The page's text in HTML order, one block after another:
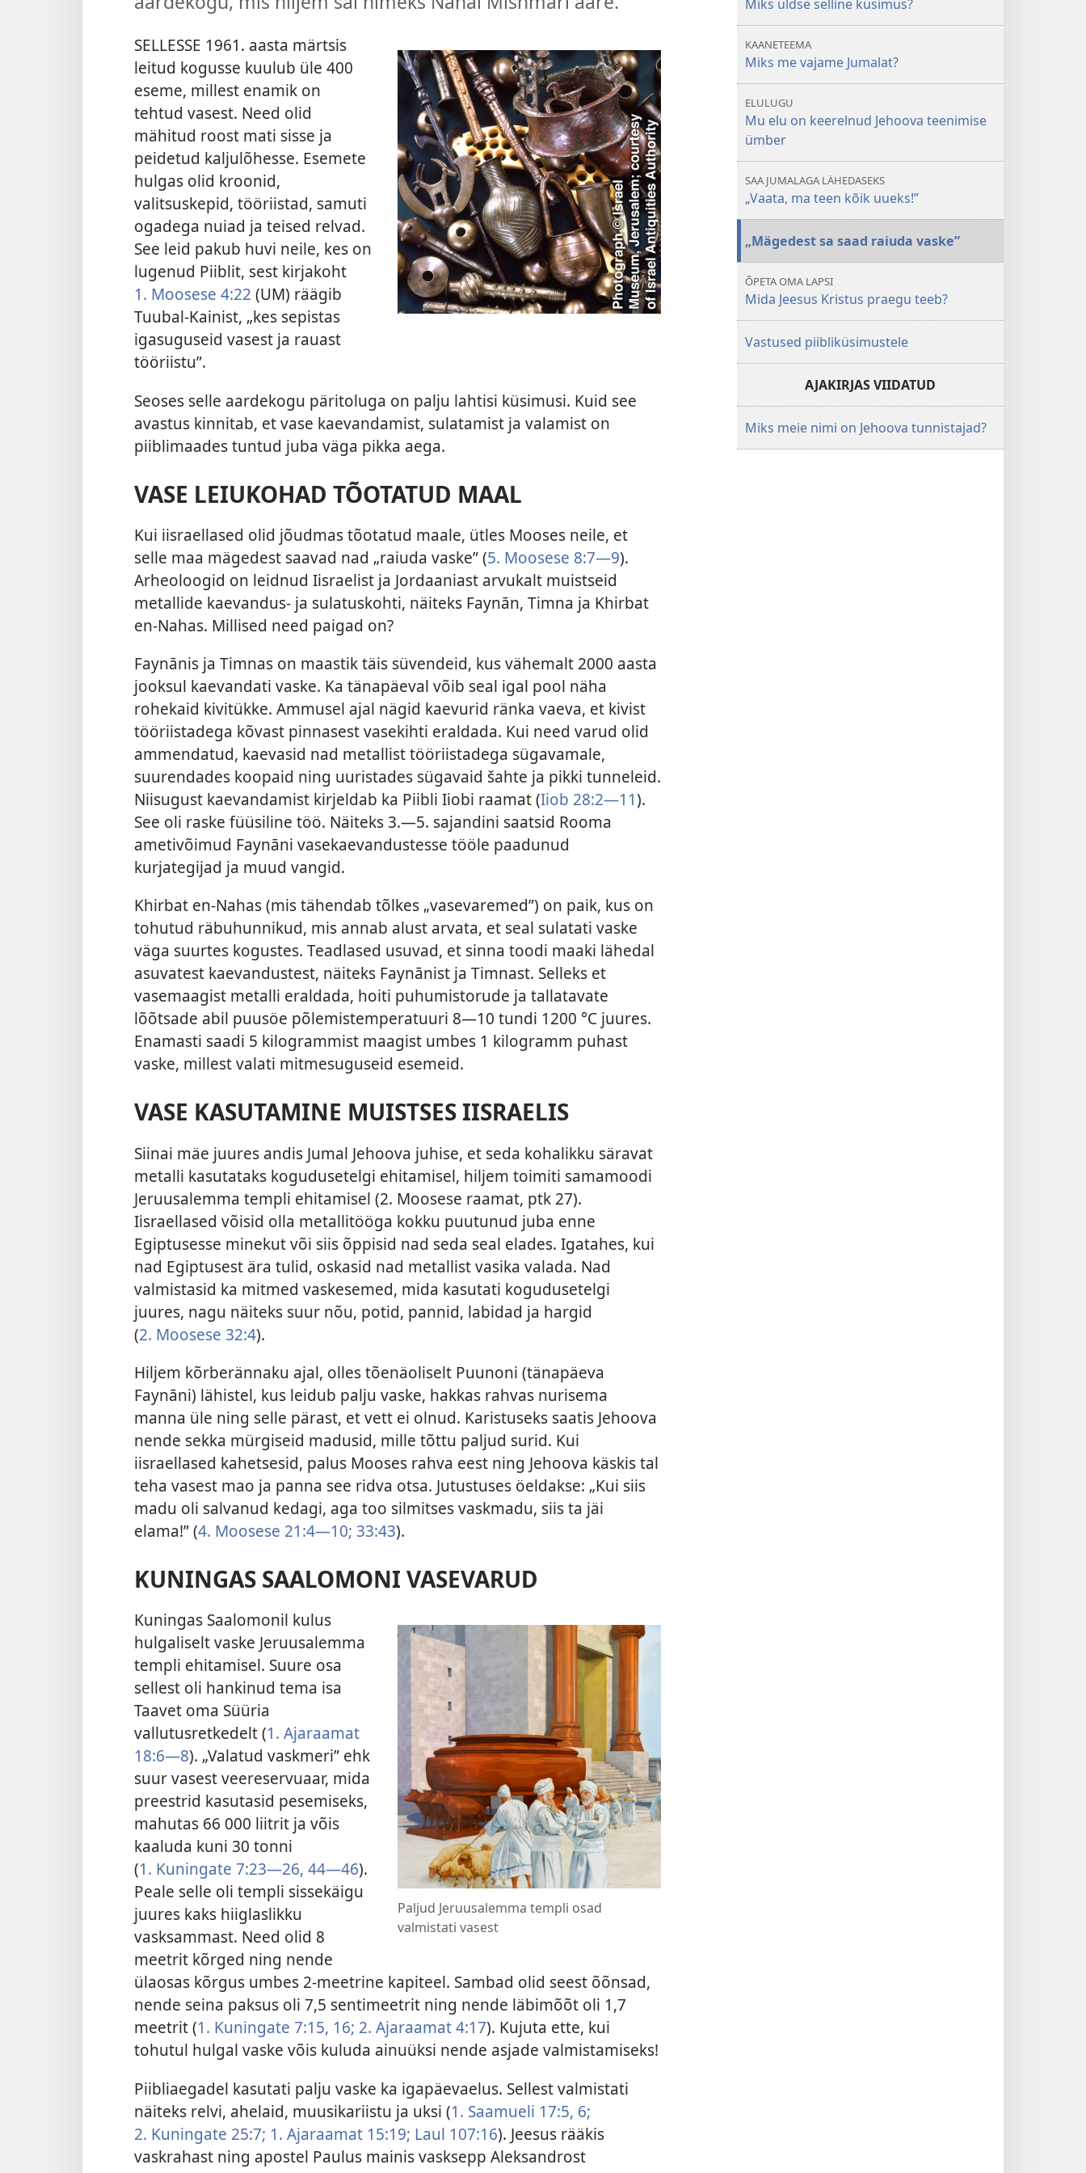
SELLESSE 1961. aasta märtsis
leitud kogusse kuulub üle 400
eseme, millest enamik on
tehtud vasest. Need olid
mähitud roost mati sisse ja
peidetud kaljulõhesse. Esemete
hulgas olid kroonid,
valitsuskepid, tööriistad, samuti
ogadega nuiad ja teised relvad.
See leid pakub huvi neile, kes on
lugenud Piiblit, sest kirjakoht
1. Moosese 4:22 (UM) räägib
Tuubal-Kainist, „kes sepistas
igasuguseid vasest ja rauast
tööriistu”.
Seoses selle aardekogu päritoluga on palju lahtisi küsimusi. Kuid see
avastus kinnitab, et vase kaevandamist, sulatamist ja valamist on
piiblimaades tuntud juba väga pikka aega.
VASE LEIUKOHAD TÕOTATUD MAAL
Kui iisraellased olid jõudmas tõotatud maale, ütles Mooses neile, et
selle maa mägedest saavad nad „raiuda vaske” (5. Moosese 8:7—9).
Arheoloogid on leidnud Iisraelist ja Jordaaniast arvukalt muistseid
metallide kaevandus- ja sulatuskohti, näiteks Faynān, Timna ja Khirbat
en-Nahas. Millised need paigad on?
Faynānis ja Timnas on maastik täis süvendeid, kus vähemalt 2000 aasta
jooksul kaevandati vaske. Ka tänapäeval võib seal igal pool näha
rohekaid kivitükke. Ammusel ajal nägid kaevurid ränka vaeva, et kivist
tööriistadega kõvast pinnasest vasekihti eraldada. Kui need varud olid
ammendatud, kaevasid nad metallist tööriistadega sügavamale,
suurendades koopaid ning uuristades sügavaid šahte ja pikki tunneleid.
Niisugust kaevandamist kirjeldab ka Piibli Iiobi raamat (Iiob 28:2—11).
See oli raske füüsiline töö. Näiteks 3.—5. sajandini saatsid Rooma
ametivõimud Faynāni vasekaevandustesse tööle paadunud
kurjategijad ja muud vangid.
Khirbat en-Nahas (mis tähendab tõlkes „vasevaremed”) on paik, kus on
tohutud räbuhunnikud, mis annab alust arvata, et seal sulatati vaske
väga suurtes kogustes. Teadlased usuvad, et sinna toodi maaki lähedal
asuvatest kaevandustest, näiteks Faynānist ja Timnast. Selleks et
vasemaagist metalli eraldada, hoiti puhumistorude ja tallatavate
lõõtsade abil puusöe põlemistemperatuuri 8—10 tundi 1200 °C juures.
Enamasti saadi 5 kilogrammist maagist umbes 1 kilogramm puhast
vaske, millest valati mitmesuguseid esemeid.
VASE KASUTAMINE MUISTSES IISRAELIS
Siinai mäe juures andis Jumal Jehoova juhise, et seda kohalikku säravat
metalli kasutataks kogudusetelgi ehitamisel, hiljem toimiti samamoodi
Jeruusalemma templi ehitamisel (2. Moosese raamat, ptk 27).
Iisraellased võisid olla metallitööga kokku puutunud juba enne
Egiptusesse minekut või siis õppisid nad seda seal elades. Igatahes, kui
nad Egiptusest ära tulid, oskasid nad metallist vasika valada. Nad
valmistasid ka mitmed vaskesemed, mida kasutati kogudusetelgi
juures, nagu näiteks suur nõu, potid, pannid, labidad ja hargid
(2. Moosese 32:4).
Hiljem kõrberännaku ajal, olles tõenäoliselt Puunoni (tänapäeva
Faynāni) lähistel, kus leidub palju vaske, hakkas rahvas nurisema
manna üle ning selle pärast, et vett ei olnud. Karistuseks saatis Jehoova
nende sekka mürgiseid madusid, mille tõttu paljud surid. Kui
iisraellased kahetsesid, palus Mooses rahva eest ning Jehoova käskis tal
teha vasest mao ja panna see ridva otsa. Jutustuses öeldakse: „Kui siis
madu oli salvanud kedagi, aga too silmitses vaskmadu, siis ta jäi
elama!” (4. Moosese 21:4—10; 33:43).
KUNINGAS SAALOMONI VASEVARUD
Paljud Jeruusalemma templi osad
valmistati vasest
Kuningas Saalomonil kulus
hulgaliselt vaske Jeruusalemma
templi ehitamisel. Suure osa
sellest oli hankinud tema isa
Taavet oma Süüria
vallutusretkedelt (1. Ajaraamat
18:6—8). „Valatud vaskmeri” ehk
suur vasest veereservuaar, mida
preestrid kasutasid pesemiseks,
mahutas 66 000 liitrit ja võis
kaaluda kuni 30 tonni
(1. Kuningate 7:23—26, 44—46).
Peale selle oli templi sissekäigu
juures kaks hiiglaslikku
vasksammast. Need olid 8
meetrit kõrged ning nende
ülaosas kõrgus umbes 2-meetrine kapiteel. Sambad olid seest õõnsad,
nende seina paksus oli 7,5 sentimeetrit ning nende läbimõõt oli 1,7
meetrit (1. Kuningate 7:15, 16; 2. Ajaraamat 4:17). Kujuta ette, kui
tohutul hulgal vaske võis kuluda ainuüksi nende asjade valmistamiseks!
Piibliaegadel kasutati palju vaske ka igapäevaelus. Sellest valmistati
näiteks relvi, ahelaid, muusikariistu ja uksi (1. Saamueli 17:5, 6;
2. Kuningate 25:7; 1. Ajaraamat 15:19; Laul 107:16). Jeesus rääkis
vaskrahast ning apostel Paulus mainis vasksepp Aleksandrost
Miks üldse selline küsimus?
KAANETEEMA
Miks me vajame Jumalat?
ELULUGU
Mu elu on keerelnud Jehoova teenimise
ümber
SAA JUMALAGA LÄHEDASEKS
„Vaata, ma teen kõik uueks!”
„Mägedest sa saad raiuda vaske”
ÕPETA OMA LAPSI
Mida Jeesus Kristus praegu teeb?
Vastused piibliküsimustele
AJAKIRJAS VIIDATUD
Miks meie nimi on Jehoova tunnistajad?